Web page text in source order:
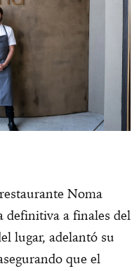
Noma
definitiva a finales del
lugar, adelantó su
que el